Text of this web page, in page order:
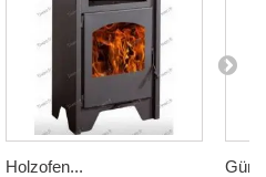
Holzofen...